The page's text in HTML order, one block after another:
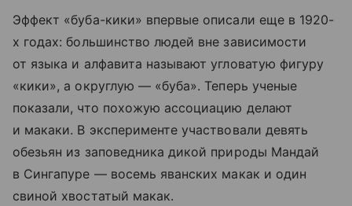
Эффект «буба-кики» впервые описали еще в 1920-
х годах: большинство людей вне зависимости
от языка и алфавита называют угловатую фигуру
«кики», а округлую — «буба». Теперь ученые
показали, что похожую ассоциацию делают
и макаки. В эксперименте участвовали девять
обезьян из заповедника дикой природы Мандай
в Сингапуре — восемь яванских макак и один
свиной хвостатый макак.